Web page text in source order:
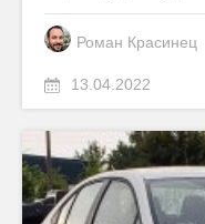
Роман Красинец
13.04.2022